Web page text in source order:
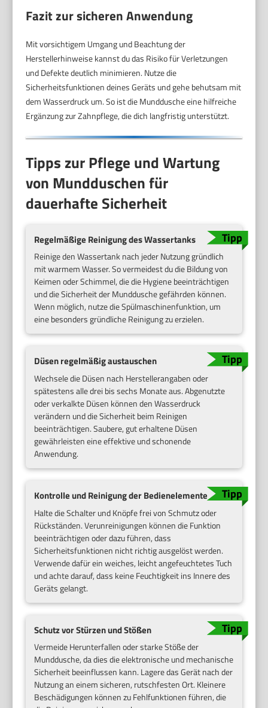
Fazit zur sicheren Anwendung
Mit vorsichtigem Umgang und Beachtung der
Herstellerhinweise kannst du das Risiko für Verletzungen
und Defekte deutlich minimieren. Nutze die
Sicherheitsfunktionen deines Geräts und gehe behutsam mit
dem Wasserdruck um. So ist die Munddusche eine hilfreiche
Ergänzung zur Zahnpflege, die dich langfristig unterstützt.
Tipps zur Pflege und Wartung
von Mundduschen für
dauerhafte Sicherheit
Regelmäßige Reinigung des Wassertanks
Reinige den Wassertank nach jeder Nutzung gründlich
mit warmem Wasser. So vermeidest du die Bildung von
Keimen oder Schimmel, die die Hygiene beeinträchtigen
und die Sicherheit der Munddusche gefährden können.
Wenn möglich, nutze die Spülmaschinenfunktion, um
eine besonders gründliche Reinigung zu erzielen.
Düsen regelmäßig austauschen
Wechsele die Düsen nach Herstellerangaben oder
spätestens alle drei bis sechs Monate aus. Abgenutzte
oder verkalkte Düsen können den Wasserdruck
verändern und die Sicherheit beim Reinigen
beeinträchtigen. Saubere, gut erhaltene Düsen
gewährleisten eine effektive und schonende
Anwendung.
Kontrolle und Reinigung der Bedienelemente
Halte die Schalter und Knöpfe frei von Schmutz oder
Rückständen. Verunreinigungen können die Funktion
beeinträchtigen oder dazu führen, dass
Sicherheitsfunktionen nicht richtig ausgelöst werden.
Verwende dafür ein weiches, leicht angefeuchtetes Tuch
und achte darauf, dass keine Feuchtigkeit ins Innere des
Geräts gelangt.
Schutz vor Stürzen und Stößen
Vermeide Herunterfallen oder starke Stöße der
Munddusche, da dies die elektronische und mechanische
Sicherheit beeinflussen kann. Lagere das Gerät nach der
Nutzung an einem sicheren, rutschfesten Ort. Kleinere
Beschädigungen können zu Fehlfunktionen führen, die